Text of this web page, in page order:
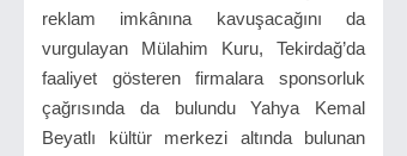
reklam imkânına kavuşacağını da
vurgulayan Mülahim Kuru, Tekirdağ’da
faaliyet gösteren firmalara sponsorluk
çağrısında da bulundu Yahya Kemal
Beyatlı kültür merkezi altında bulunan